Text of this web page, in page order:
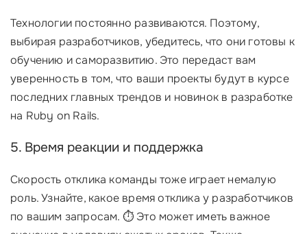
Технологии постоянно развиваются. Поэтому,
выбирая разработчиков, убедитесь, что они готовы к
обучению и саморазвитию. Это передаст вам
уверенность в том, что ваши проекты будут в курсе
последних главных трендов и новинок в разработке
на Ruby on Rails.
5. Время реакции и поддержка
Скорость отклика команды тоже играет немалую
роль. Узнайте, какое время отклика у разработчиков
по вашим запросам. ⏱️ Это может иметь важное